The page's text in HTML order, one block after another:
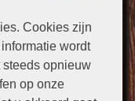
Cookies zijn
wordt
opnieuw
op onze